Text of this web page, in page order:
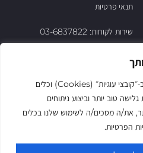
לידיעתך, באתר זה נעשה שימוש ב‑״קובצי עוגיות״ (Cookies) וכלים
טוב יותר וביצוע ניתוחים
את/ה מסכים/ה לשימוש שלנו בכלים
הפרטיות.
תנאי פרטיות
שירות לקוחות: 03-6837822